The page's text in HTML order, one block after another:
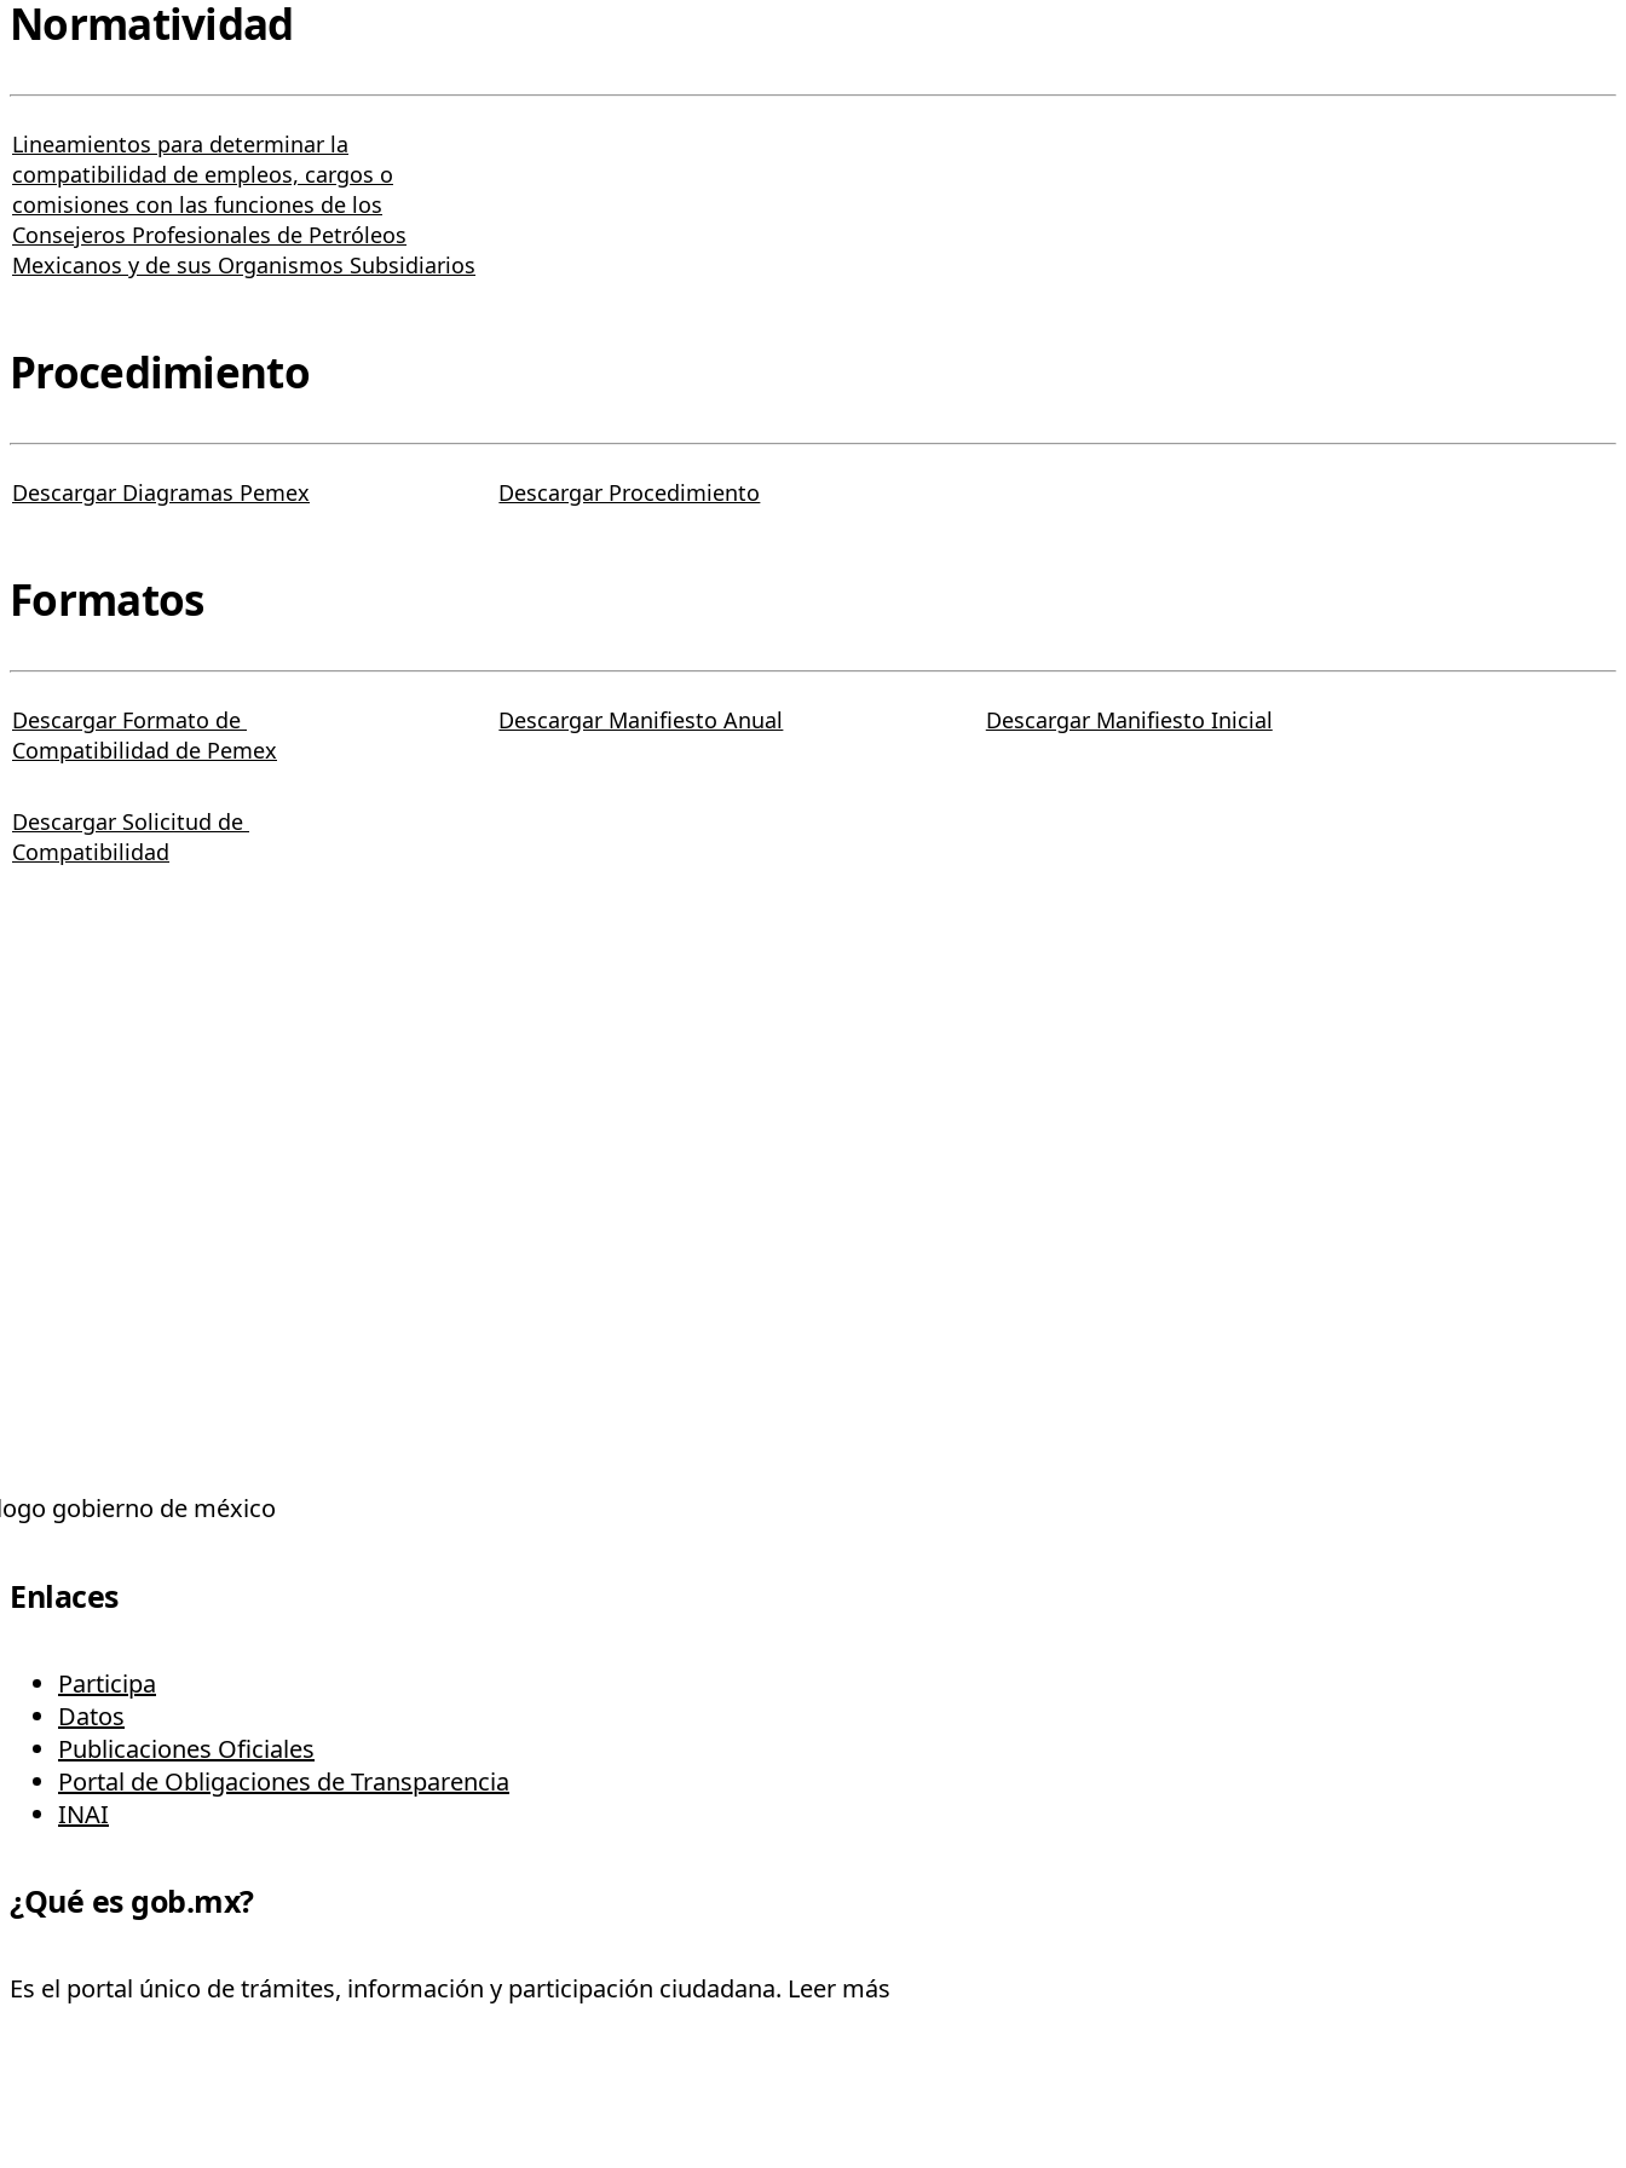
Normatividad
Lineamientos para determinar la
compatibilidad de empleos, cargos o
comisiones con las funciones de los
Consejeros Profesionales de Petróleos
Mexicanos y de sus Organismos Subsidiarios
Procedimiento
Descargar Diagramas Pemex Descargar Procedimiento
Formatos
Descargar Formato de
Compatibilidad de Pemex
Descargar Manifiesto Anual Descargar Manifiesto Inicial
Descargar Solicitud de
Compatibilidad
Enlaces
Participa
Datos
Publicaciones Oficiales
Portal de Obligaciones de Transparencia
INAI
¿Qué es gob.mx?
Es el portal único de trámites, información y participación ciudadana. Leer más